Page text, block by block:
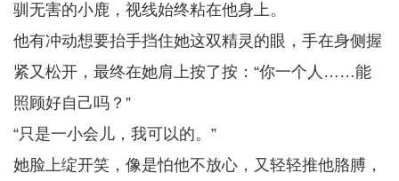
驯无害的小鹿，视线始终粘在他身上。
他有冲动想要抬手挡住她这双精灵的眼，手在身侧握
紧又松开，最终在她肩上按了按：“你一个人……能
照顾好自己吗？”
“只是一小会儿，我可以的。”
她脸上绽开笑，像是怕他不放心，又轻轻推他胳膊，